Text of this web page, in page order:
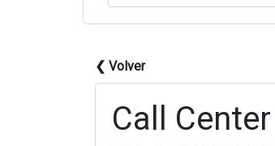
❮ Volver
Call